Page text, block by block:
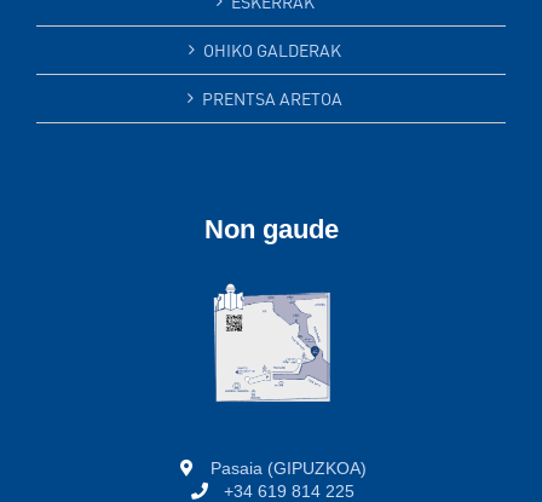
OHIKO GALDERAK
PRENTSA ARETOA
Non gaude
Pasaia (GIPUZKOA)
+34 619 814 225